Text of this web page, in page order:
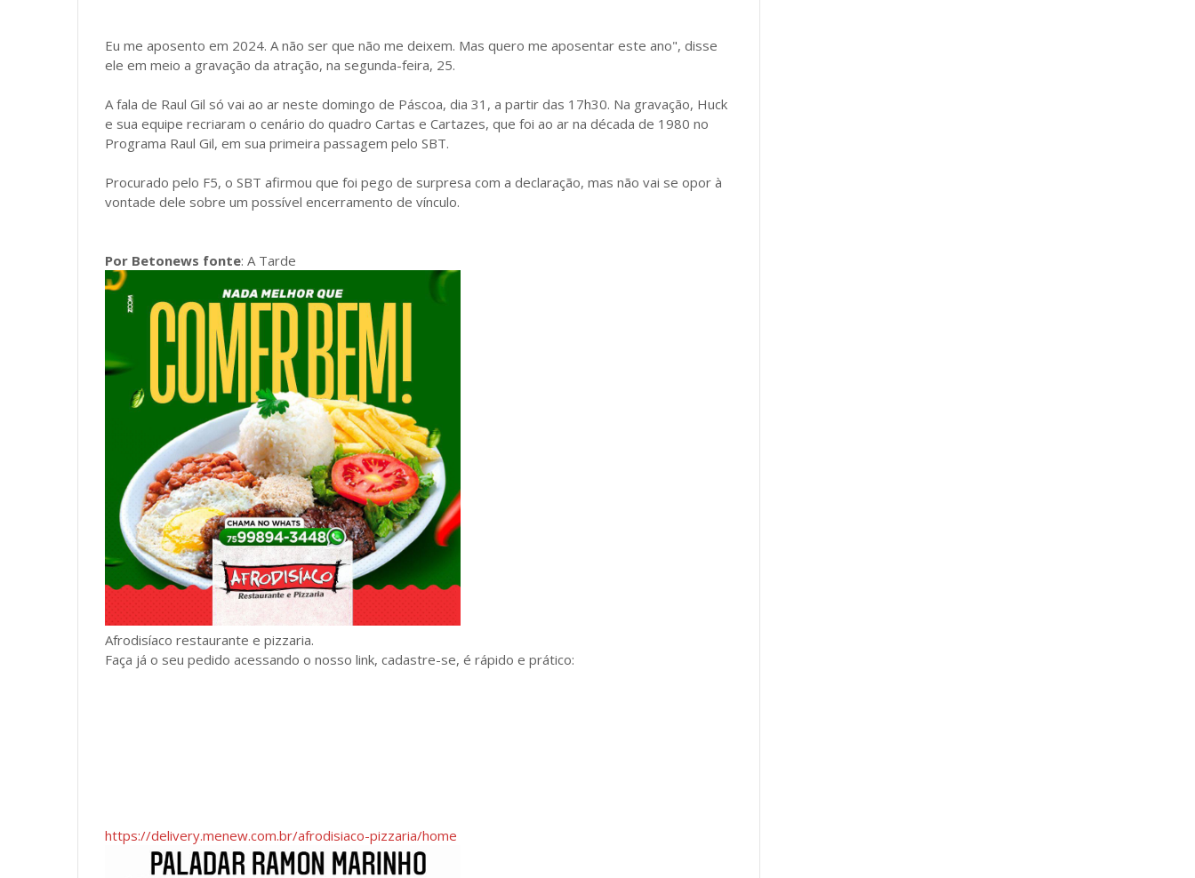
Eu me aposento em 2024. A não ser que não me deixem. Mas quero me aposentar este ano", disse
ele em meio a gravação da atração, na segunda-feira, 25.
A fala de Raul Gil só vai ao ar neste domingo de Páscoa, dia 31, a partir das 17h30. Na gravação, Huck
e sua equipe recriaram o cenário do quadro Cartas e Cartazes, que foi ao ar na década de 1980 no
Programa Raul Gil, em sua primeira passagem pelo SBT.
Procurado pelo F5, o SBT afirmou que foi pego de surpresa com a declaração, mas não vai se opor à
vontade dele sobre um possível encerramento de vínculo.
Por Betonews fonte: A Tarde
Afrodisíaco restaurante e pizzaria.
Faça já o seu pedido acessando o nosso link, cadastre-se, é rápido e prático:
https://delivery.menew.com.br/afrodisiaco-pizzaria/home